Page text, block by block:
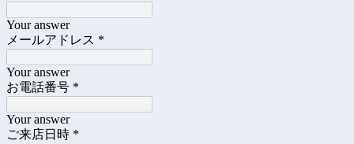
Your answer
メールアドレス *
Your answer
お電話番号 *
Your answer
ご来店日時 *